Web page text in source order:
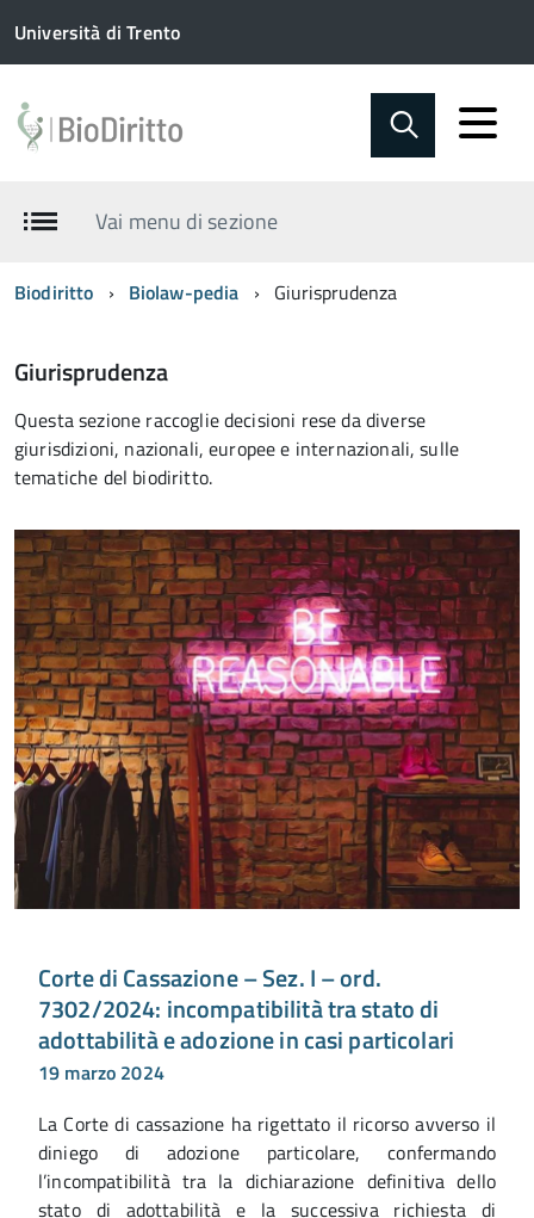
Università di Trento
Vai menu di sezione
Biodiritto Biolaw-pedia Giurisprudenza
Giurisprudenza
Questa sezione raccoglie decisioni rese da diverse
giurisdizioni, nazionali, europee e internazionali, sulle
tematiche del biodiritto.
Corte di Cassazione – Sez. I – ord.
7302/2024: incompatibilità tra stato di
adottabilità e adozione in casi particolari
19 marzo 2024
La Corte di cassazione ha rigettato il ricorso avverso il
diniego di adozione particolare, confermando
l’incompatibilità tra la dichiarazione definitiva dello
stato di adottabilità e la successiva richiesta di